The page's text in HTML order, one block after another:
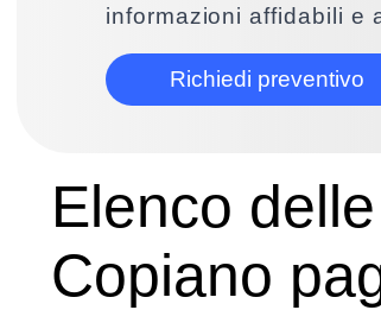
informazioni affidabili e
Richiedi preventivo
Elenco
Copiano